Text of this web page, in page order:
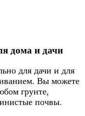
дома и дачи
для дачи и для
Вы можете
грунте,
почвы.